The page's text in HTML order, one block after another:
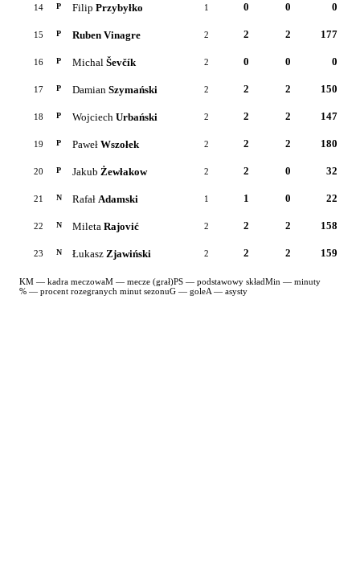
14 P Filip Przybyłko 1 0 0 0
15 P Ruben Vinagre 2 2 2 177
16 P Michal Ševčík 2 0 0 0
17 P Damian Szymański 2 2 2 150
18 P Wojciech Urbański 2 2 2 147
19 P Paweł Wszołek 2 2 2 180
20 P Jakub Żewłakow 2 2 0 32
21 N Rafał Adamski 1 1 0 22
22 N Mileta Rajović 2 2 2 158
23 N Łukasz Zjawiński 2 2 2 159
KM — kadra meczowaM — mecze (grał)PS — podstawowy składMin — minuty
% — procent rozegranych minut sezonuG — goleA — asysty